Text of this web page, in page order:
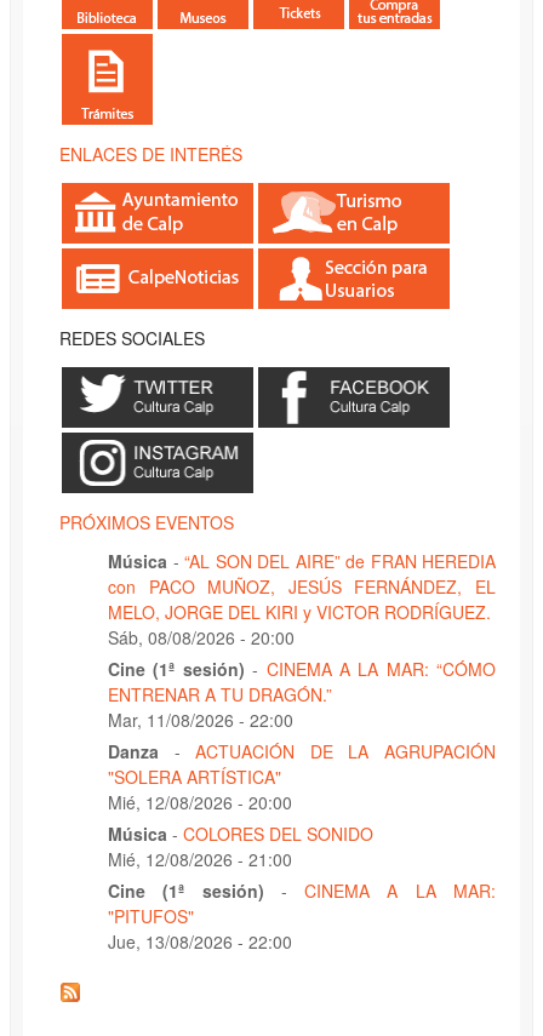
ENLACES DE INTERÉS
REDES SOCIALES
PRÓXIMOS EVENTOS
Música - “AL SON DEL AIRE” de FRAN HEREDIA
con PACO MUÑOZ, JESÚS FERNÁNDEZ, EL
MELO, JORGE DEL KIRI y VICTOR RODRÍGUEZ.
Sáb, 08/08/2026 - 20:00
Cine (1ª sesión) - CINEMA A LA MAR: “CÓMO
ENTRENAR A TU DRAGÓN.”
Mar, 11/08/2026 - 22:00
Danza
-ACTUACIÓN DE LA AGRUPACIÓN
"SOLERA ARTÍSTICA"
Mié, 12/08/2026 - 20:00
Música - COLORES DEL SONIDO
Mié, 12/08/2026 - 21:00
Cine (1ª sesión)
-CINEMA A LA MAR:
"PITUFOS"
Jue, 13/08/2026 - 22:00